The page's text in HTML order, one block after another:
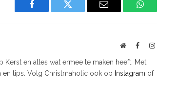
Facebook Twitter Email WhatsApp
WebsiteFacebookInstagram
Kerst en alles wat ermee te maken heeft. Met
tips. Volg Christmaholic ook op Instagram of